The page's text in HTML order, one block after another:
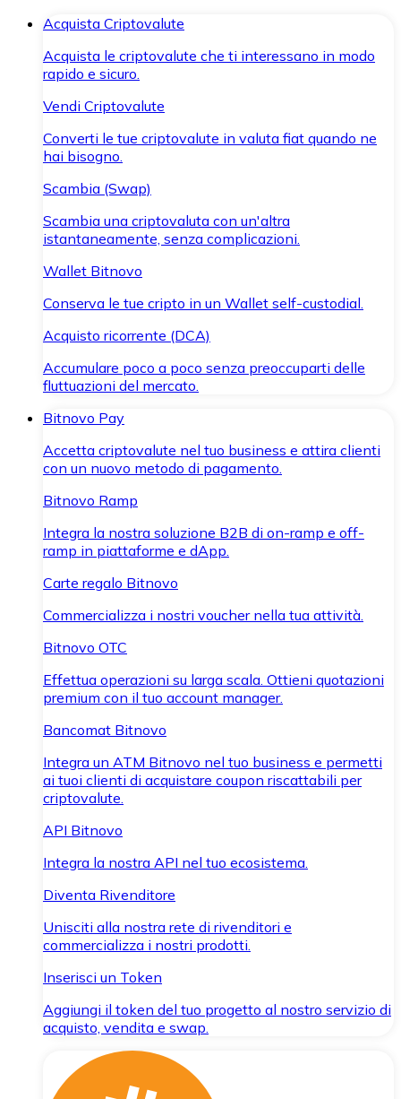
Acquista Criptovalute
Acquista le criptovalute che ti interessano in modo
rapido e sicuro.
Vendi Criptovalute
Converti le tue criptovalute in valuta fiat quando ne
hai bisogno.
Scambia (Swap)
Scambia una criptovaluta con un'altra
istantaneamente, senza complicazioni.
Wallet Bitnovo
Conserva le tue cripto in un Wallet self-custodial.
Acquisto ricorrente (DCA)
Accumulare poco a poco senza preoccuparti delle
fluttuazioni del mercato.
Bitnovo Pay
Accetta criptovalute nel tuo business e attira clienti
con un nuovo metodo di pagamento.
Bitnovo Ramp
Integra la nostra soluzione B2B di on-ramp e off-
ramp in piattaforme e dApp.
Carte regalo Bitnovo
Commercializza i nostri voucher nella tua attività.
Bitnovo OTC
Effettua operazioni su larga scala. Ottieni quotazioni
premium con il tuo account manager.
Bancomat Bitnovo
Integra un ATM Bitnovo nel tuo business e permetti
ai tuoi clienti di acquistare coupon riscattabili per
criptovalute.
API Bitnovo
Integra la nostra API nel tuo ecosistema.
Diventa Rivenditore
Unisciti alla nostra rete di rivenditori e
commercializza i nostri prodotti.
Inserisci un Token
Aggiungi il token del tuo progetto al nostro servizio di
acquisto, vendita e swap.